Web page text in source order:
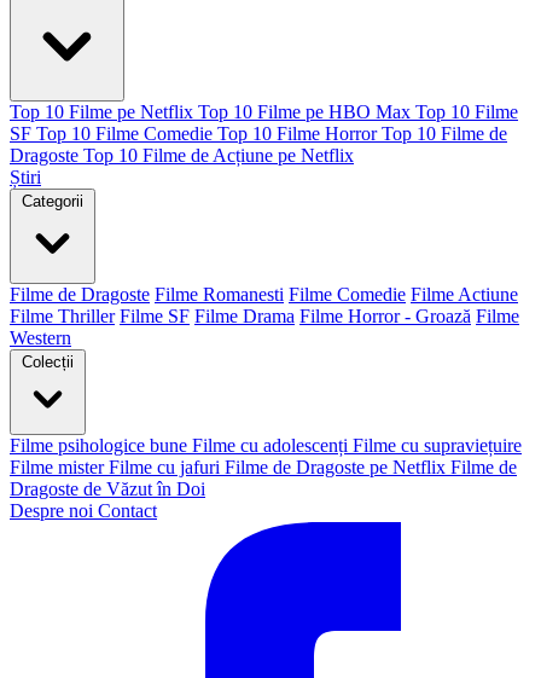
Top 10 Filme pe Netflix Top 10 Filme pe HBO Max Top 10 Filme
SF Top 10 Filme Comedie Top 10 Filme Horror Top 10 Filme de
Dragoste Top 10 Filme de Acțiune pe Netflix
Știri
Categorii
Filme de Dragoste Filme Romanesti Filme Comedie Filme Actiune
Filme Thriller Filme SF Filme Drama Filme Horror - Groază Filme
Western
Colecții
Filme psihologice bune Filme cu adolescenți Filme cu supraviețuire
Filme mister Filme cu jafuri Filme de Dragoste pe Netflix Filme de
Dragoste de Văzut în Doi
Despre noi Contact